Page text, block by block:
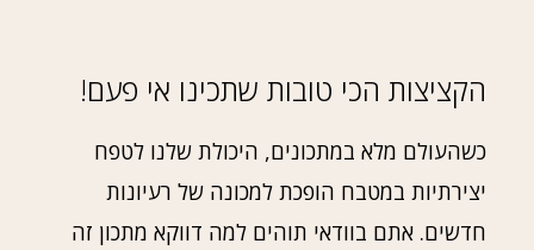
הקציצות הכי טובות שתכינו אי פעם!
כשהעולם מלא במתכונים, היכולת שלנו לטפח
יצירתיות במטבח הופכת למכונה של רעיונות
חדשים. אתם בוודאי תוהים למה דווקא מתכון זה